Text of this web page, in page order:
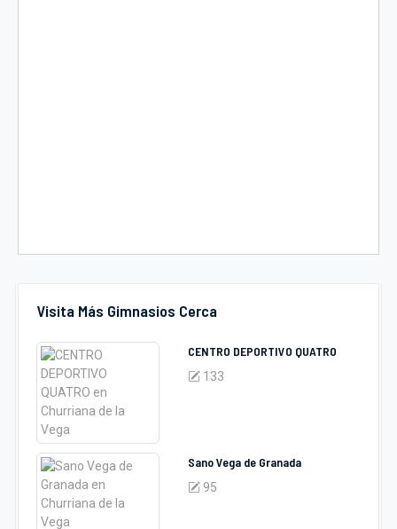
Visita Más Gimnasios Cerca
CENTRO DEPORTIVO QUATRO
133
Sano Vega de Granada
95